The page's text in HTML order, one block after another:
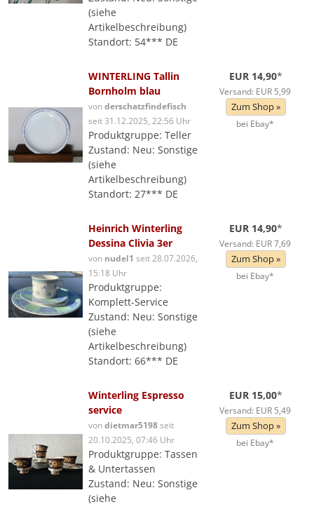
(siehe
Artikelbeschreibung)
Standort: 54*** DE
WINTERLING Tallin
Bornholm blau
vonderschatzfindefisch
seit 31.12.2025, 22:56 Uhr
Produktgruppe: Teller
Zustand: Neu: Sonstige
(siehe
Artikelbeschreibung)
Standort: 27*** DE
EUR 14,90*
Versand: EUR 5,99
Zum Shop »
bei Ebay*
Heinrich Winterling
Dessina Clivia 3er
von nudel1 seit 28.07.2026,
15:18 Uhr
Produktgruppe:
Komplett-Service
Zustand: Neu: Sonstige
(siehe
Artikelbeschreibung)
Standort: 66*** DE
EUR 14,90*
Versand: EUR 7,69
Zum Shop »
bei Ebay*
Winterling Espresso
service
vondietmar5198seit
20.10.2025, 07:46 Uhr
Produktgruppe: Tassen
& Untertassen
Zustand: Neu: Sonstige
(siehe
EUR 15,00*
Versand: EUR 5,49
Zum Shop »
bei Ebay*